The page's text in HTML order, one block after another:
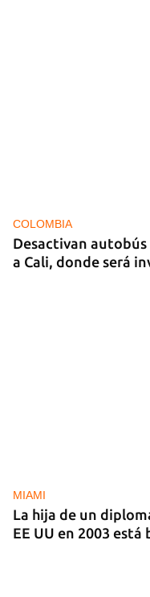
COLOMBIA
Desactivan
a Cali, donde será
MIAMI
La hija de un
EE UU en 2003